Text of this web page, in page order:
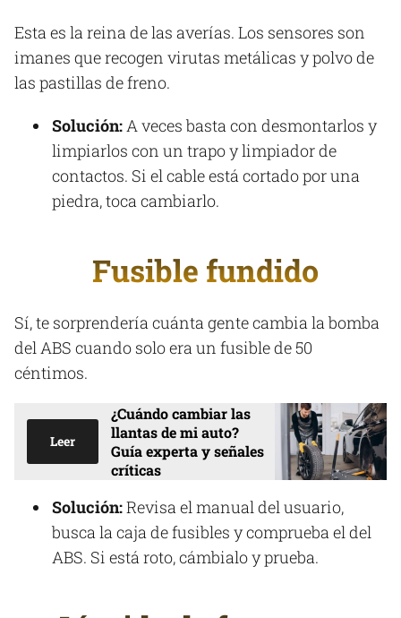
Esta es la reina de las averías. Los sensores son
imanes que recogen virutas metálicas y polvo de
las pastillas de freno.
Solución: A veces basta con desmontarlos y
limpiarlos con un trapo y limpiador de
contactos. Si el cable está cortado por una
piedra, toca cambiarlo.
Fusible fundido
Sí, te sorprendería cuánta gente cambia la bomba
del ABS cuando solo era un fusible de 50
céntimos.
Leer
¿Cuándo cambiar las
llantas de mi auto?
Guía experta y señales
críticas
Solución:Revisa el manual del usuario,
busca la caja de fusibles y comprueba el del
ABS. Si está roto, cámbialo y prueba.